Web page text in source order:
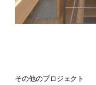
その他のプロジェクト